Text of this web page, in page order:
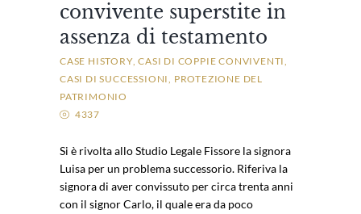
convivente superstite in
assenza di testamento
CASE HISTORY CASI DI COPPIE CONVIVENTI
CASI DI SUCCESSIONI PROTEZIONE DEL
PATRIMONIO
4337
Si è rivolta allo Studio Legale Fissore la signora
Luisa per un problema successorio. Riferiva la
signora di aver convissuto per circa trenta anni
con il signor Carlo, il quale era da poco